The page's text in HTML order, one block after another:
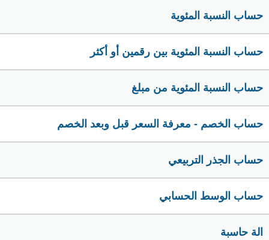
حساب النسبة المئوية
حساب النسبة المئوية بين رقمين أو أكثر
حساب النسبة المئوية من مبلغ
حساب الخصم - معرفة السعر قبل وبعد الخصم
حساب الجذر التربيعي
حساب الوسط الحسابي
الة حاسبة